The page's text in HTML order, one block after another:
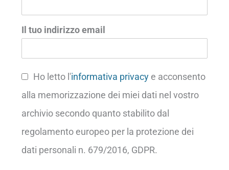
Il tuo indirizzo email
Ho letto l'informativa privacye acconsento
alla memorizzazione dei miei dati nel vostro
archivio secondo quanto stabilito dal
regolamento europeo per la protezione dei
dati personali n. 679/2016, GDPR.